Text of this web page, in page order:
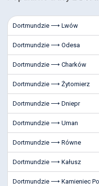
Dortmundzie ⟶ Lwów
Dortmundzie ⟶ Odesa
Dortmundzie ⟶ Charków
Dortmundzie ⟶ Żytomierz
Dortmundzie ⟶ Dniepr
Dortmundzie ⟶ Uman
Dortmundzie ⟶ Równe
Dortmundzie ⟶ Kałusz
Dortmundzie ⟶ Kamieniec